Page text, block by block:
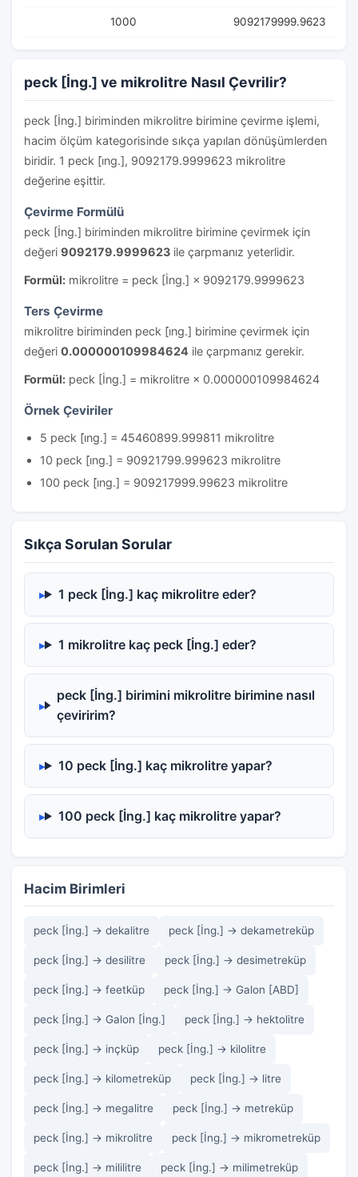
1000 9092179999.9623
peck [İng.] ve mikrolitre Nasıl Çevrilir?
peck [İng.] biriminden mikrolitre birimine çevirme işlemi,
hacim ölçüm kategorisinde sıkça yapılan dönüşümlerden
biridir. 1 peck [i̇ng.], 9092179.9999623 mikrolitre
değerine eşittir.
Çevirme Formülü
peck [İng.] biriminden mikrolitre birimine çevirmek için
değeri 9092179.9999623 ile çarpmanız yeterlidir.
Formül: mikrolitre = peck [İng.] × 9092179.9999623
Ters Çevirme
mikrolitre biriminden peck [i̇ng.] birimine çevirmek için
değeri 0.000000109984624 ile çarpmanız gerekir.
Formül: peck [İng.] = mikrolitre × 0.000000109984624
Örnek Çeviriler
5 peck [i̇ng.] = 45460899.999811 mikrolitre
10 peck [i̇ng.] = 90921799.999623 mikrolitre
100 peck [i̇ng.] = 909217999.99623 mikrolitre
Sıkça Sorulan Sorular
1 peck [İng.] kaç mikrolitre eder?
1 mikrolitre kaç peck [İng.] eder?
peck [İng.] birimini mikrolitre birimine nasıl
çeviririm?
10 peck [İng.] kaç mikrolitre yapar?
100 peck [İng.] kaç mikrolitre yapar?
Hacim Birimleri
peck [İng.] → dekalitre peck [İng.] → dekametreküp
peck [İng.] → desilitre peck [İng.] → desimetreküp
peck [İng.] → feetküp peck [İng.] → Galon [ABD]
peck [İng.] → Galon [İng.] peck [İng.] → hektolitre
peck [İng.] → inçküp peck [İng.] → kilolitre
peck [İng.] → kilometreküp peck [İng.] → litre
peck [İng.] → megalitre peck [İng.] → metreküp
peck [İng.] → mikrolitre peck [İng.] → mikrometreküp
peck [İng.] → mililitre peck [İng.] → milimetreküp